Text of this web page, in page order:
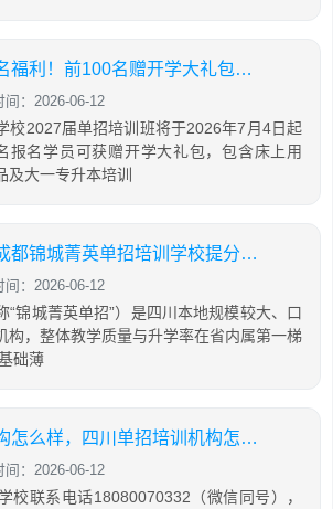
普华单招开班报名福利！前100名赠开学大礼包，含床上用品，棉服，先到先得！
间：2026-06-12
校2027届单招培训班将于2026年7月4日起
报名学员可获赠开学大礼包，包含床上用
及大一专升本培训
低分逆袭公办！成都锦城菁英单招培训学校提分攻略
间：2026-06-12
“锦城菁英单招”）是四川本地规模较大、口
构，整体教学质量与升学率在省内属第一梯
础薄
四川单招培训机构怎么样，四川单招培训机构怎么样知乎
间：2026-06-12
校联系电话18080070332（微信同号），